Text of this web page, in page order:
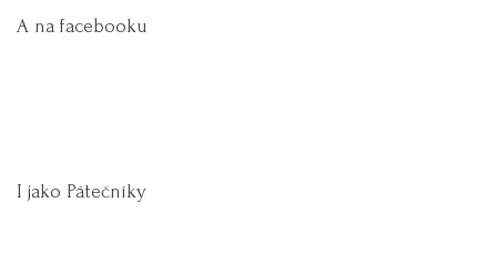
A na facebooku
I jako Pátečníky